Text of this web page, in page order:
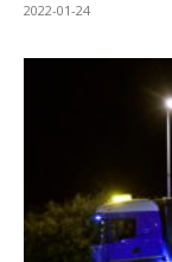
2022-01-24